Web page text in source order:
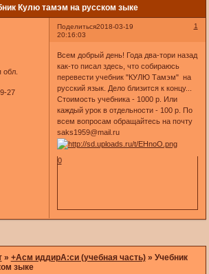
Кулю тамэм на русском зыке
Поделиться 1
2018-03-19
20:16:03
обл.
27
Всем добрый день! Года два-тори назад
как-то писал здесь, что собираюсь
перевести учебник "КУЛЮ Тамэм" на
русский язык. Дело близится к концу...
Стоимость учебника - 1000 р. Или
каждый урок в отдельности - 100 р. По
всем вопросам обращайтесь на почту
saks1959@mail.ru
0
» +Асм иддирА:си (учебная часть) » Учебник
зыке